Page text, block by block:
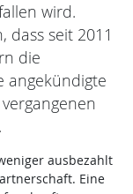
wird.
dass seit 2011
die
angekündigte
ausbezahlt
Eine